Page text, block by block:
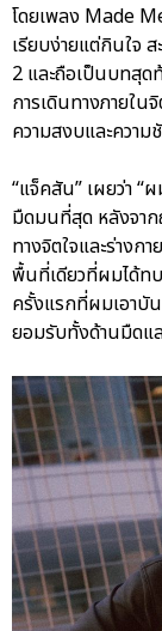
โดยเพลง Made
เรียบง่ายแต่กินใจ
2 และถือเป็นบทสุ
การเดินทางภายใ
ความสงบและความ
“แจ็คสัน” เผยว่า
มืดมนที่สุด หลังจา
ทางจิตใจและร่าง
พื้นที่เดียวที่ผมได้ทบ
ครั้งแรกที่ผมเอาบั
ยอมรับทั้งด้านมืดแ